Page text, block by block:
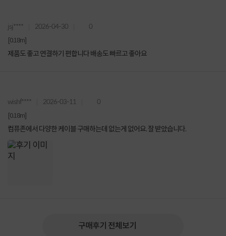
jsj**** 2026-04-30 0
[0.18m]
제품도 좋고 연결하기 편합니다 배송도 빠르고 좋아요
wishf**** 2026-03-11 0
[0.18m]
컴퓨존에서 다양한 케이블 구매하는데 없는게 없어요. 잘 받았습니다.
구매후기 전체보기